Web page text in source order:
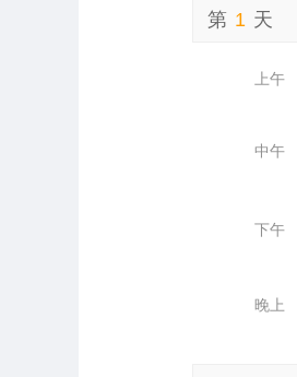
第 1 天
上午
中午
下午
晚上